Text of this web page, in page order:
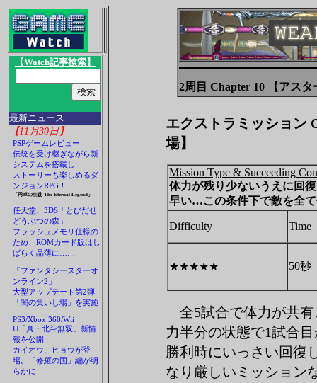
【Watch記事検索】
最新ニュース
【11月30日】
PSPゲームレビュー
伝統を受け継ぎながら新
システムを搭載し
ストーリーも楽しめるダ
ンジョンRPG！
「円卓の生徒 The Eternal Legend」
任天堂、3DS「とびだせ
どうぶつの森」
フラッシュメモリ仕様の
ため、ROMカード版はし
ばらく品薄に……
「ファンタシースターオ
ンライン2」
大型アップデート第2弾
「闇の集いし場」を実施
PS3/Xbox 360/Wii
U「真・北斗無双」新情
報を公開
カイオウ、ヒョウが登
場。「修羅の国」編が明
らかに
2周目 Chapter 10 【アスタ
エクストラミッション
場】
Mission Type & Succeeding
体力が残り少ないうえに回
早い…この条件下で敵を全
Difficulty Time
★★★★★ 50秒
全5試合で体力が共有
力半分の状態で1試合
勝利時にいっさい回復
なり厳しいミッション